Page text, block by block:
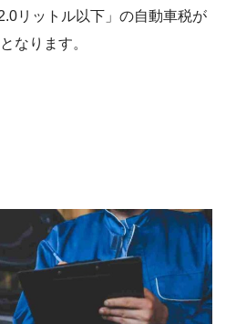
リットル以下」の自動車税が
なります。